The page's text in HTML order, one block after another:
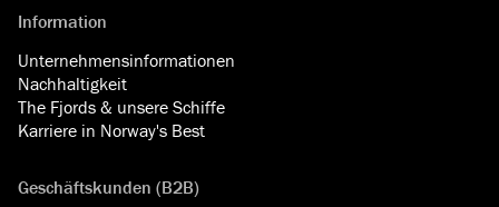
Information
Unternehmensinformationen
Nachhaltigkeit
The Fjords & unsere Schiffe
Karriere in Norway's Best
Geschäftskunden (B2B)